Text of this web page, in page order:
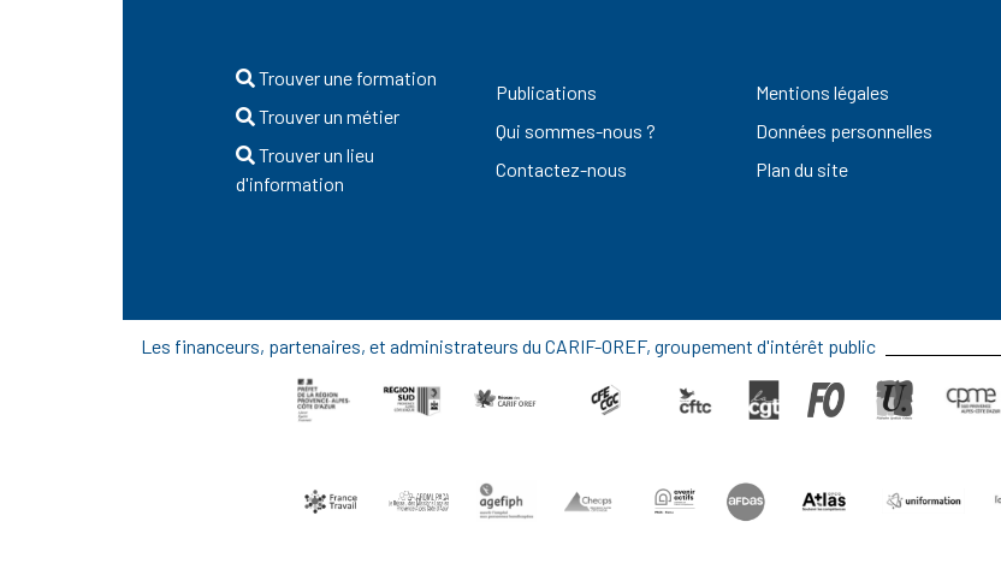
Trouver une formation
Trouver un métier
Trouver un lieu
d'information
Publications
Qui sommes-nous ?
Contactez-nous
Mentions légales
Données personnelles
Plan du site
Les financeurs, partenaires, et administrateurs du CARIF-OREF, groupement d'intérêt public